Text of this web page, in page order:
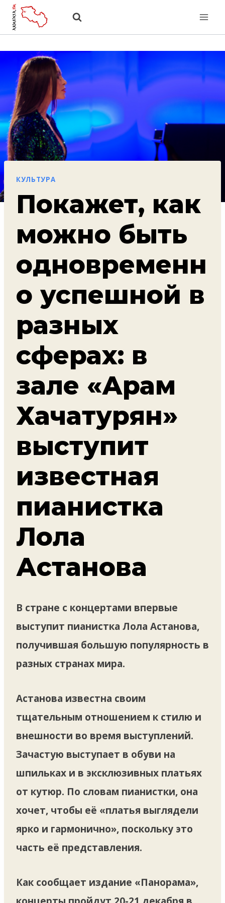
Перейти
КУЛЬТУРА
Покажет, как
можно быть
одновременн
о успешной в
разных
сферах: в
зале «Арам
Хачатурян»
выступит
известная
пианистка
Лола
Астанова
В стране с концертами впервые
выступит пианистка Лола Астанова,
получившая большую популярность в
разных странах мира.
Астанова известна своим
тщательным отношением к стилю и
внешности во время выступлений.
Зачастую выступает в обуви на
шпильках и в эксклюзивных платьях
от кутюр. По словам пианистки, она
хочет, чтобы её «платья выглядели
ярко и гармонично», поскольку это
часть её представления.
Как сообщает издание «Панорама»,